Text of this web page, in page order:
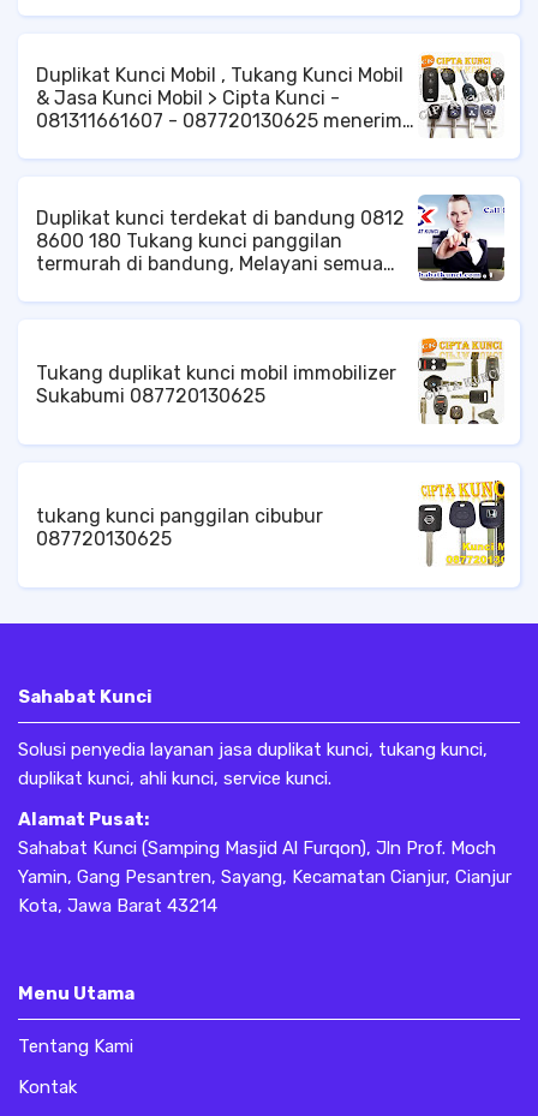
Secepatnya.
Di Berbagai Wilayah Jakarta, Dengan
Anda, duplikat kunci brankas di jakarta,
ahli kunci brankas di jakarta, jakarta
barat, timur, selatan, pusat, utara, di
Duplikat Kunci Mobil , Tukang Kunci Mobil
& Jasa Kunci Mobil > Cipta Kunci -
081311661607 - 087720130625 menerima
Duplikat kunci terdekat di bandung 0812
8600 180 Tukang kunci panggilan
termurah di bandung, Melayani semua
cepat dan profesional, Duplikat kunci
bandung, service kunci brankas
panggilan di bandung, tukang kunci
hubungi kami.
Tukang duplikat kunci mobil immobilizer
Sukabumi 087720130625
tukang kunci panggilan cibubur
087720130625
Sahabat Kunci
Solusi penyedia layanan jasa duplikat kunci, tukang kunci,
duplikat kunci, ahli kunci, service kunci.
Alamat Pusat:
Sahabat Kunci (Samping Masjid Al Furqon), Jln Prof. Moch
Yamin, Gang Pesantren, Sayang, Kecamatan Cianjur, Cianjur
Kota, Jawa Barat 43214
Menu Utama
Tentang Kami
Kontak